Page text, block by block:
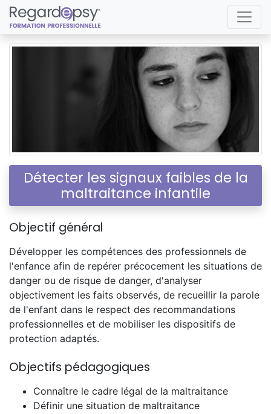
Détecter les signaux faibles de la
maltraitance infantile
Objectif général
Développer les compétences des professionnels de
l'enfance afin de repérer précocement les situations de
danger ou de risque de danger, d'analyser
objectivement les faits observés, de recueillir la parole
de l'enfant dans le respect des recommandations
professionnelles et de mobiliser les dispositifs de
protection adaptés.
Objectifs pédagogiques
Connaître le cadre légal de la maltraitance
Définir une situation de maltraitance